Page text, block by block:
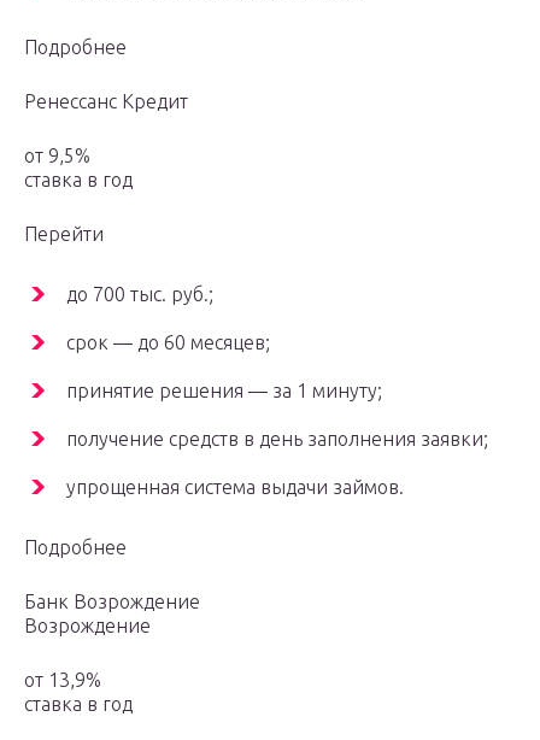
Подробнее
Ренессанс Кредит
от 9,5%
ставка в год
Перейти
до 700 тыс. руб.;
срок — до 60 месяцев;
принятие решения — за 1 минуту;
получение средств в день заполнения заявки;
упрощенная система выдачи займов.
Подробнее
Банк Возрождение
Возрождение
от 13,9%
ставка в год